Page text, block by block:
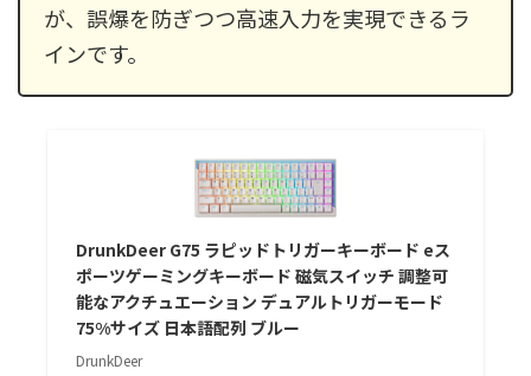
が、誤爆を防ぎつつ高速入力を実現できるラ
インです。
DrunkDeer G75 ラピッドトリガーキーボード eス
ポーツゲーミングキーボード 磁気スイッチ 調整可
能なアクチュエーション デュアルトリガーモード
75%サイズ 日本語配列 ブルー
DrunkDeer